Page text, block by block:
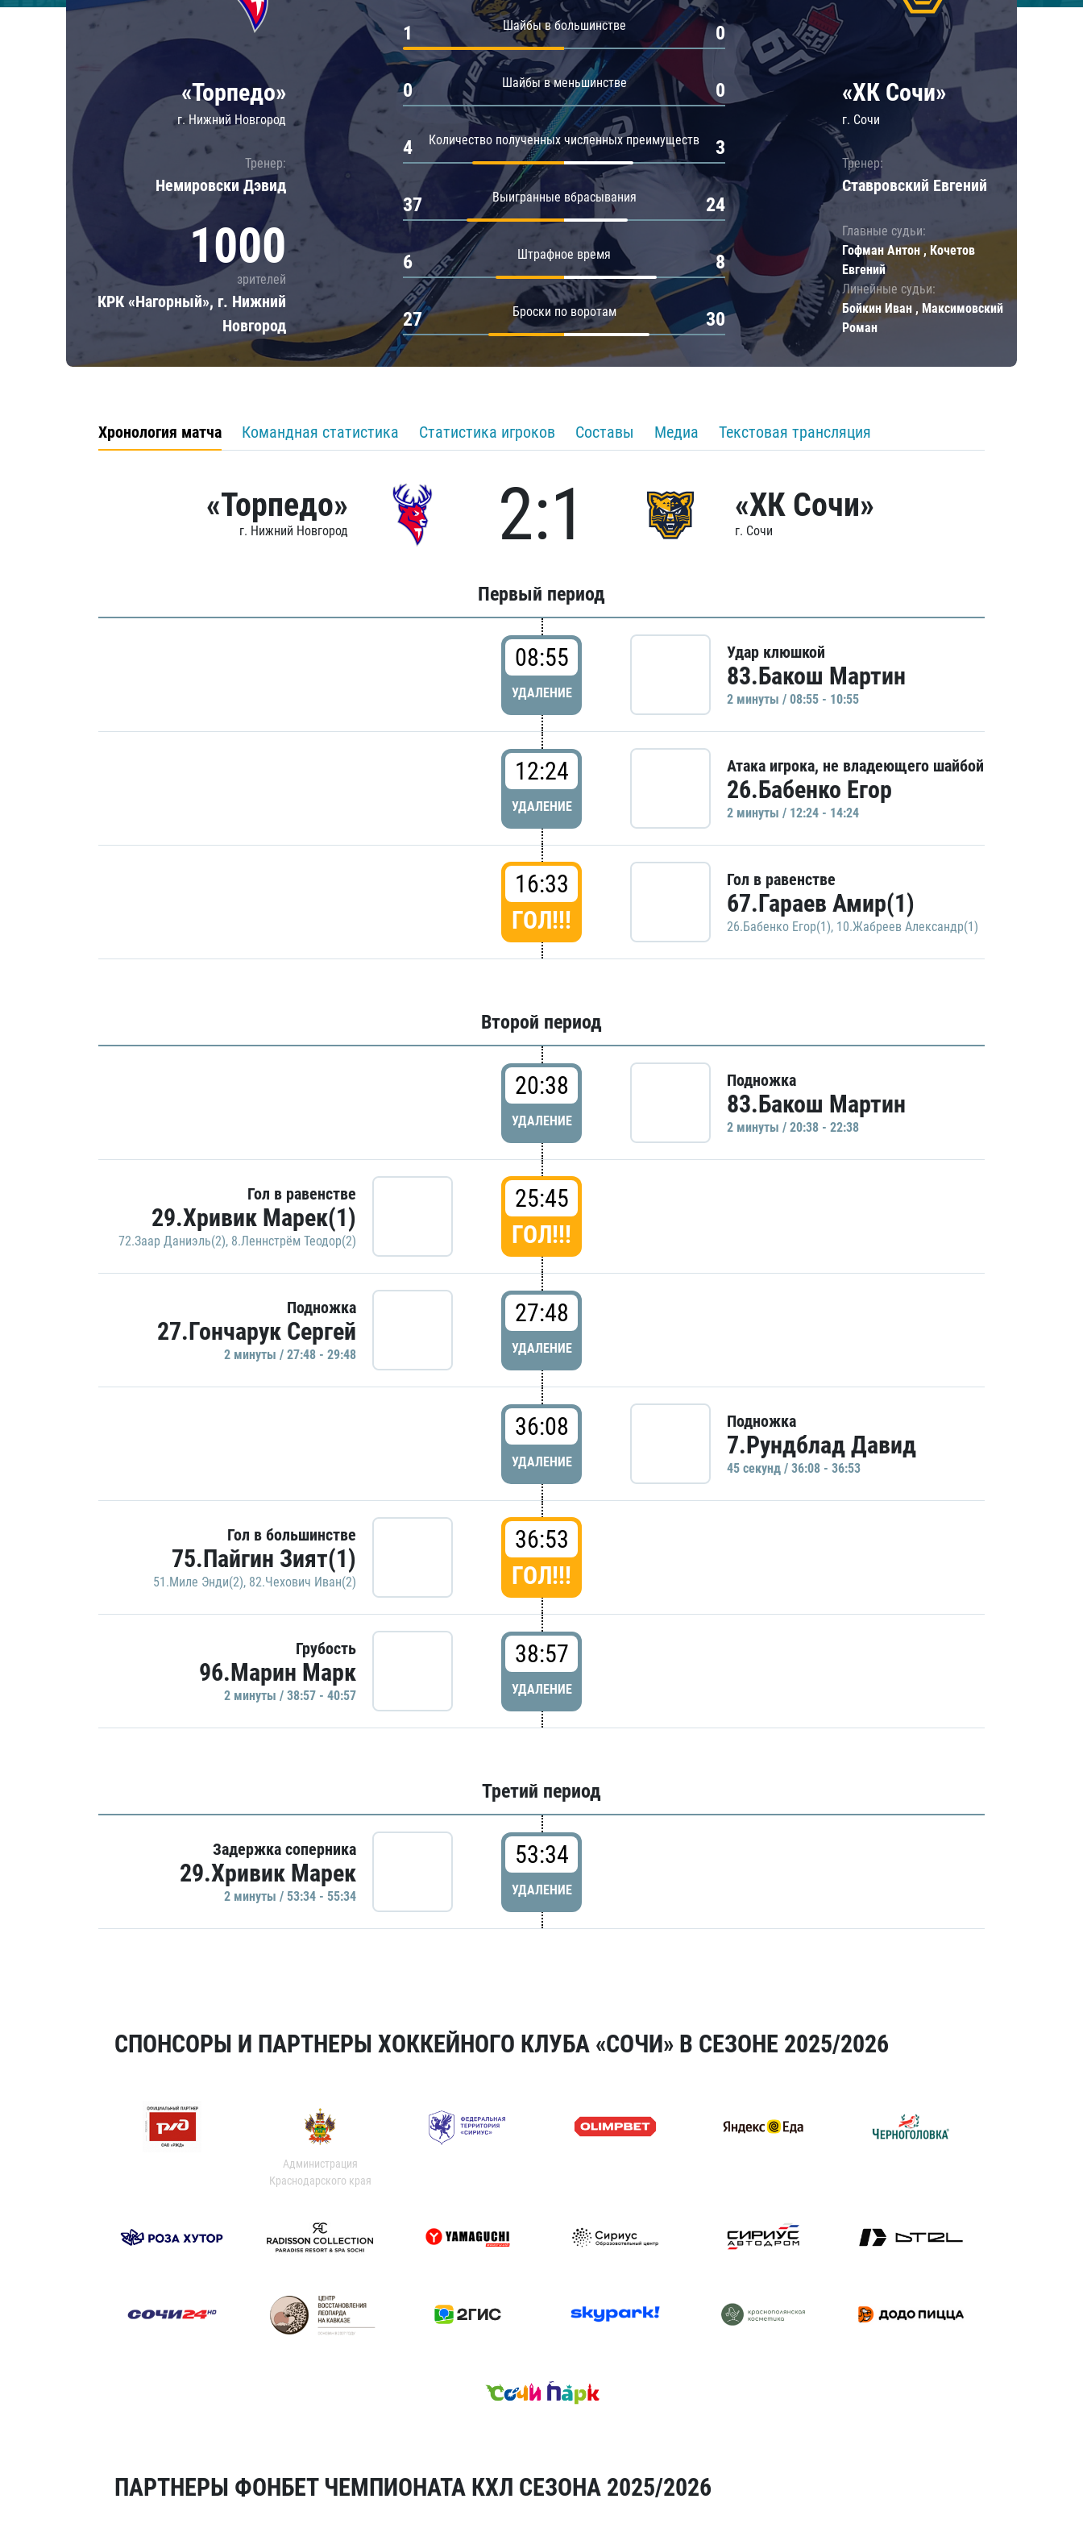
Локомотив
Северсталь
Шанхайские Драконы
Салават Юлаев
Сибирь
«Торпедо»
г. Нижний Новгород
Тренер:
Немировски Дэвид
1000
зрителей
КРК «Нагорный», г. Нижний
Новгород
Шайбы в большинстве
1 0
Шайбы в меньшинстве
0 0
Количество полученных численных преимуществ
4 3
Выигранные вбрасывания
37 24
Штрафное время
6 8
Броски по воротам
27 30
«ХК Сочи»
г. Сочи
Тренер:
Ставровский Евгений
Главные судьи:
Гофман Антон , Кочетов
Евгений
Линейные судьи:
Бойкин Иван , Максимовский
Роман
Хронология матча Командная статистика Статистика игроков Составы Медиа Текстовая трансляция
«Торпедо»
г. Нижний Новгород 2:1 «ХК Сочи»
г. Сочи
Первый период
08:55
УДАЛЕНИЕ
Удар клюшкой
83.Бакош Мартин
2 минуты / 08:55 - 10:55
12:24
УДАЛЕНИЕ
Атака игрока, не владеющего шайбой
26.Бабенко Егор
2 минуты / 12:24 - 14:24
16:33
ГОЛ!!!
Гол в равенстве
67.Гараев Амир(1)
26.Бабенко Егор(1), 10.Жабреев Александр(1)
Второй период
20:38
УДАЛЕНИЕ
Подножка
83.Бакош Мартин
2 минуты / 20:38 - 22:38
Гол в равенстве
29.Хривик Марек(1)
72.Заар Даниэль(2), 8.Леннстрём Теодор(2)
25:45
ГОЛ!!!
Подножка
27.Гончарук Сергей
2 минуты / 27:48 - 29:48
27:48
УДАЛЕНИЕ
36:08
УДАЛЕНИЕ
Подножка
7.Рундблад Давид
45 секунд / 36:08 - 36:53
Гол в большинстве
75.Пайгин Зият(1)
51.Миле Энди(2), 82.Чехович Иван(2)
36:53
ГОЛ!!!
Грубость
96.Марин Марк
2 минуты / 38:57 - 40:57
38:57
УДАЛЕНИЕ
Третий период
Задержка соперника
29.Хривик Марек
2 минуты / 53:34 - 55:34
53:34
УДАЛЕНИЕ
СПОНСОРЫ И ПАРТНЕРЫ ХОККЕЙНОГО КЛУБА «СОЧИ» В СЕЗОНЕ 2025/2026
Администрация
Краснодарского края
ПАРТНЕРЫ ФОНБЕТ ЧЕМПИОНАТА КХЛ СЕЗОНА 2025/2026